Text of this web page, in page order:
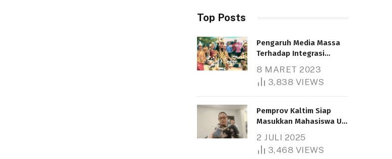
Top Posts
Pengaruh Media Massa
Terhadap Integrasi
8 MARET 2023
3,838 VIEWS
Pemprov Kaltim Siap
Masukkan Mahasiswa UT
Bantuan Pendidikan
Gratispol
2 JULI 2025
3,468 VIEWS